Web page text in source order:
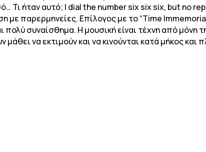
Τι ήταν αυτό; I dial the number six six six, but no
με παρερμηνείες. Επίλογος με το “Time
συναίσθημα. Η μουσική είναι τέχνη από μόνη
να εκτιμούν και να κινούνται κατά μήκος και